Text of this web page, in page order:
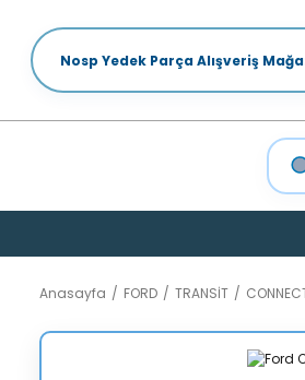
Nosp Yedek Parça Alışveriş
Anasayfa FORD TRANSİT